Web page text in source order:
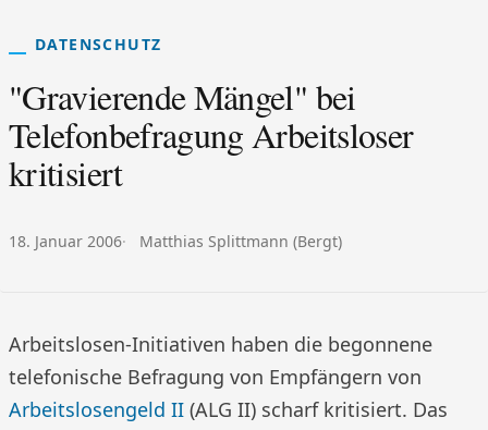
DATENSCHUTZ
"Gravierende Mängel" bei
Telefonbefragung Arbeitsloser
kritisiert
Veröffentlicht am:
18. Januar 2006 Autor:
Matthias Splittmann (Bergt)
Arbeitslosen-Initiativen haben die begonnene
telefonische Befragung von Empfängern von
Arbeitslosengeld II (ALG II) scharf kritisiert. Das